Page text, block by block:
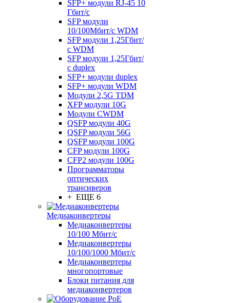
SFP+ модули RJ-45 10
Гбит/c
SFP модули
10/100Мбит/с WDM
SFP модули 1,25Гбит/
с WDM
SFP модули 1,25Гбит/
с duplex
SFP+ модули duplex
SFP+ модули WDM
Модули 2,5G TDM
XFP модули 10G
Модули CWDM
QSFP модули 40G
QSFP модули 56G
QSFP модули 100G
CFP модули 100G
CFP2 модули 100G
Программаторы
оптических
трансиверов
+ ЕЩЕ 6
Медиаконвертеры
Медиаконвертеры
10/100 Мбит/с
Медиаконвертеры
10/100/1000 Мбит/c
Медиаконвертеры
многопортовые
Блоки питания для
медиаконвертеров